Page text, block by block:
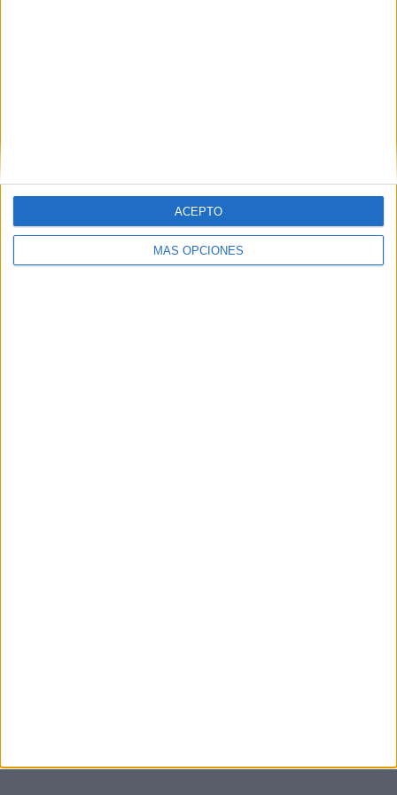
MÁS OPCIONES
ACEPTO
RESET: Spider-Man: Brand New Day
Escribir en caliente (y 2)
HACE 3 HORAS